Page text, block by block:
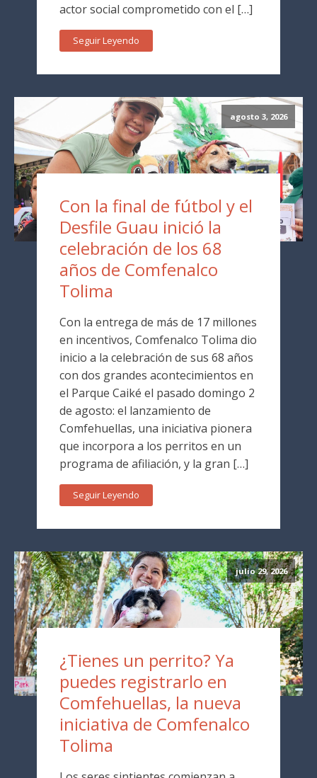
actor social comprometido con el […]
Seguir Leyendo
agosto 3, 2026
Con la final de fútbol y el
Desfile Guau inició la
celebración de los 68
años de Comfenalco
Tolima
Con la entrega de más de 17 millones
en incentivos, Comfenalco Tolima dio
inicio a la celebración de sus 68 años
con dos grandes acontecimientos en
el Parque Caiké el pasado domingo 2
de agosto: el lanzamiento de
Comfehuellas, una iniciativa pionera
que incorpora a los perritos en un
programa de afiliación, y la gran […]
Seguir Leyendo
julio 29, 2026
¿Tienes un perrito? Ya
puedes registrarlo en
Comfehuellas, la nueva
iniciativa de Comfenalco
Tolima